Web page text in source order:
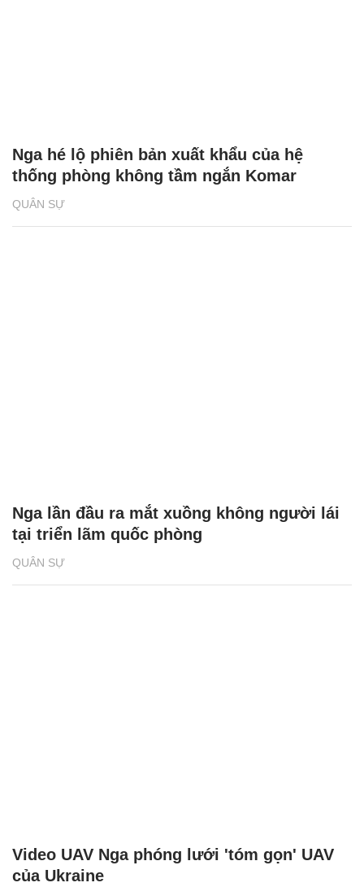
QUÂN SỰ
Nga hé lộ phiên bản xuất khẩu của hệ
thống phòng không tầm ngắn Komar
QUÂN SỰ
Nga lần đầu ra mắt xuồng không người lái
tại triển lãm quốc phòng
Video UAV Nga phóng lưới 'tóm gọn' UAV
của Ukraine